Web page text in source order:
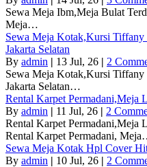
Sewa Meja Ibm,Meja Bulat
Meja…
Sewa Meja Kotak,Kursi Tiffany
Jakarta Selatan
By admin | 13 Jul, 26 | 2
Sewa Meja Kotak,Kursi Tiffany
Jakarta Selatan…
Rental Karpet Permadani,Meja
By admin | 11 Jul, 26 | 2
Rental Karpet Permadani,Meja
Rental Karpet Permadani,
Sewa Meja Kotak Hpl Cover
By admin | 10 Jul, 26 | 2